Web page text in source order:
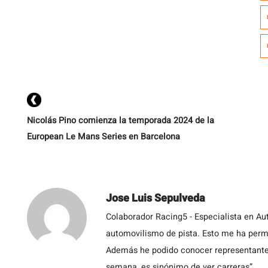
Nicolás Pino comienza la temporada 2024 de la
European Le Mans Series en Barcelona
Jose Luis Sepulveda
Colaborador Racing5 - Especialista en
automovilismo de pista. Esto me ha
Además he podido conocer